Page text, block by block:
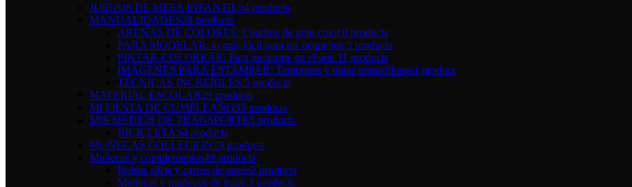
JUEGOS DE MESA INFANTIL54 products
MANUALIDADES28 products
ARENAS DE COLORES: Cuadros de gran color.0 products
PARA MODELAR: lo más fácil para los pequeños.5 products
PINTAR-COLOREAR: Para iniciarme en el arte.11 products
IMÁGENES PARA ESTAMPAR: Tampones y tintas maravillosos1 product
TÉCNICAS INCREÍBLES.5 products
MATERIAL ESCOLAR29 products
MI FIESTA DE CUMPLEAÑOS5 products
MIS MEDIOS DE TRANSPORTE5 products
BICICLETAS4 products
MUÑECAS COLLECION19 products
Muñecas y complementos49 products
Bolsos sillas y carros de paseo2 products
Muñecas y muñecos de trapo.3 products